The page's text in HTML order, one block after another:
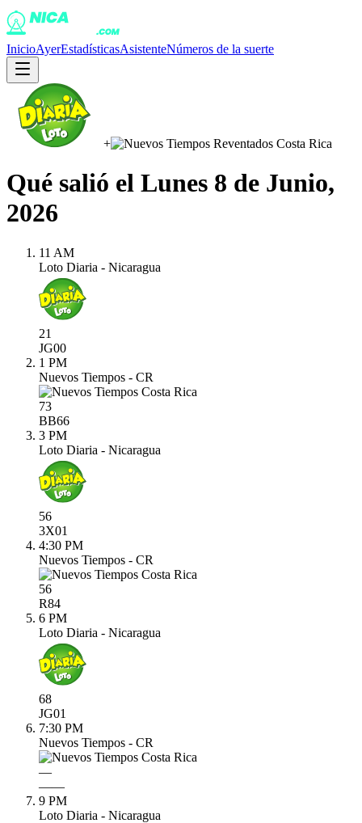
InicioAyerEstadísticasAsistenteNúmeros de la suerte
+
Qué salió el Lunes 8 de Junio,
2026
11 AM
Loto Diaria - Nicaragua
21
JG00
1 PM
Nuevos Tiempos - CR
73
BB66
3 PM
Loto Diaria - Nicaragua
56
3X01
4:30 PM
Nuevos Tiempos - CR
56
R84
6 PM
Loto Diaria - Nicaragua
68
JG01
7:30 PM
Nuevos Tiempos - CR
—
——
9 PM
Loto Diaria - Nicaragua